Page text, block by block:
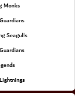
Monks
Seagulls